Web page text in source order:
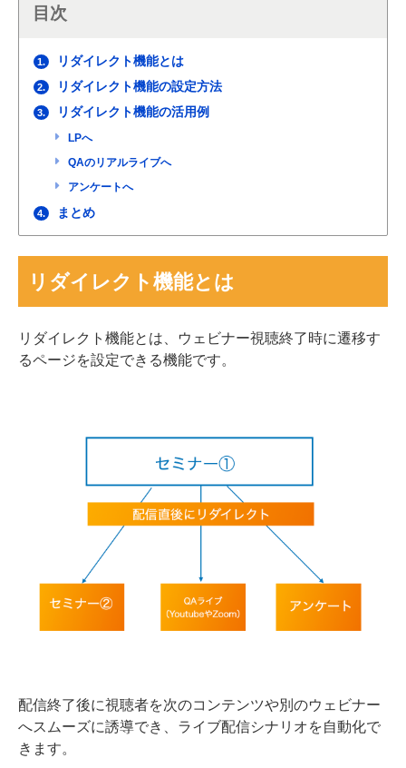
目次
1. リダイレクト機能とは
2. リダイレクト機能の設定方法
3. リダイレクト機能の活用例
LPへ
QAのリアルライブへ
アンケートへ
4. まとめ
リダイレクト機能とは
リダイレクト機能とは、ウェビナー視聴終了時に遷移す
るページを設定できる機能です。
配信終了後に視聴者を次のコンテンツや別のウェビナー
へスムーズに誘導でき、ライブ配信シナリオを自動化で
きます。